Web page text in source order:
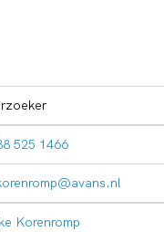
525 1466
Korenromp